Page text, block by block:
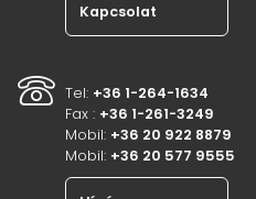
Kapcsolat
Tel: +36 1-264-1634
Fax : +36 1-261-3249
Mobil: +36 20 922 8879
Mobil: +36 20 577 9555